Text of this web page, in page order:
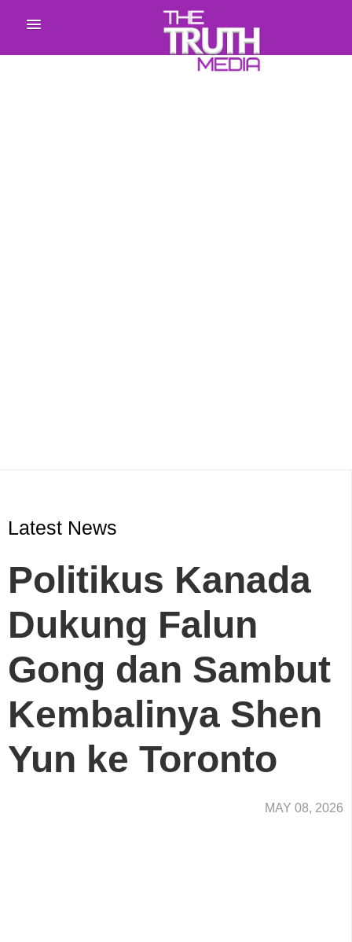
Latest News
Politikus Kanada
Dukung Falun
Gong dan Sambut
Kembalinya Shen
Yun ke Toronto
MAY 08, 2026